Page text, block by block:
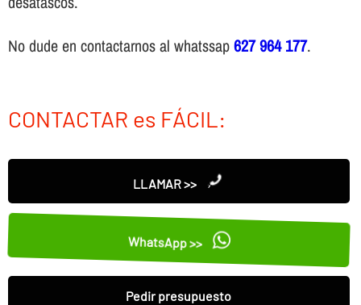
No dude en contactarnos al whatssap627 964 177.
CONTACTAR es FÁCIL:
LLAMAR >>
WhatsApp >>
Pedir presupuesto